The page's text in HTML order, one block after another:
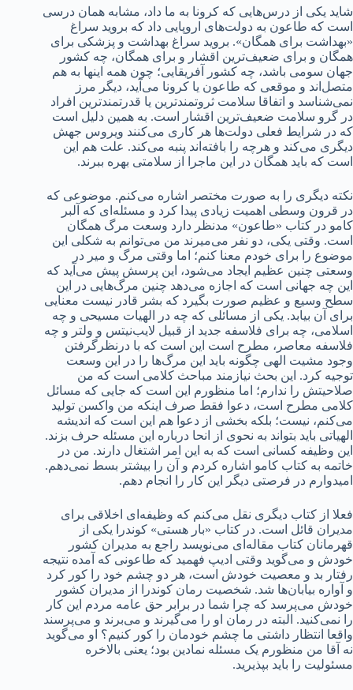
شاید یکی از درس‌هایی که کرونا به ما داد، مشابه همان درسی
است که طاعون به دولت‌های اروپایی داد که بروید سراغ
«بهداشت برای همگان». بروید سراغ بهداشت و پزشکی برای
همگان و برای ضعیف‌ترین اقشار و برای همگان، چه کشور
جهان سومی باشد، چه کشور آفریقایی؛ چون همه اینها به هم
متصل‌اند و موقعی که طاعون یا کرونا می‌آید، دیگر مرز
نمی‌شناسد و اتفاقا سلامت ثروتمندترین یا قدرتمندترین افراد
در گرو سلامت ضعیف‌ترین اقشار است. به همین دلیل است
که در شرایط فعلی دولت‌ها هر کاری می‌کنند ویروس جهش
دیگری می‌کند و هرچه را بافته‌اند پنبه می‌کند. علت هم این
است که باید همگان در این ماجرا از سلامتی بهره ببرند.
نکته دیگری را به صورت مختصر اشاره می‌کنم. موضوعی که
در قرون وسطی اهمیت زیادی پیدا کرد و مسئله‌ای که آلبر
کامو در کتاب «طاعون» مدنظر دارد وسعت مرگ همگان
است. وقتی یکی، دو نفر می‌میرند من ‌می‌توانم به شکلی این
موضوع را برای خودم معنا کنم؛ اما وقتی مرگ و میر در
وسعتی چنین عظیم ایجاد می‌شود، این پرسش پیش می‌آید که
این چه جهانی است که اجازه می‌دهد چنین مرگ‌هایی در این
سطح وسیع و عظیم صورت بگیرد که بشر قادر نیست معنایی
برای آن بیابد. یکی از مسائلی که چه در الهیات مسیحی و چه
اسلامی، چه برای فلاسفه جدید از قبیل لایب‌نیتس و ولتر و چه
فلاسفه معاصر، مطرح است این است که با در‌نظرگرفتن
وجود مشیت الهی چگونه باید این مرگ‌ها را در این وسعت
توجیه کرد. این بحث نیازمند مباحث کلامی است که من
صلاحیتش را ندارم؛ اما منظورم این است که جایی که مسائل
کلامی مطرح است، دعوا فقط صرف اینکه من واکسن تولید
می‌کنم، نیست؛ بلکه بخشی از دعوا هم این است که اندیشه
الهیاتی باید بتواند به نحوی از انحا درباره این مسئله حرف بزند.
این وظیفه کسانی است که به این امر اشتغال دارند. من در
خاتمه به کتاب کامو اشاره کردم و آن را بیشتر بسط نمی‌دهم.
امیدوارم در فرصتی دیگر این کار را انجام دهم.
فعلا از کتاب دیگری نقل می‌کنم که وظیفه‌ای اخلاقی برای
مدیران قائل است. در کتاب «بار هستی» کوندرا یکی از
قهرمانان کتاب مقاله‌ای می‌نویسد راجع به مدیران کشور
خودش و می‌گوید وقتی ادیپ فهمید که طاعونی که آمده نتیجه
رفتار بد و معصیت خودش است، هر دو چشم خود را کور کرد
و آواره بیابان‌ها شد. شخصیت رمان کوندرا از مدیران کشور
خودش می‌پرسد که چرا شما در برابر حق عامه مردم این کار
را نمی‌کنید. البته در رمان او را می‌گیرند و می‌برند و می‌پرسند
واقعا انتظار داشتی ما چشم خودمان را کور کنیم؟ او می‌گوید
نه آقا من منظورم یک مسئله نمادین بود؛ یعنی بالاخره
مسئولیت را باید بپذیرید.